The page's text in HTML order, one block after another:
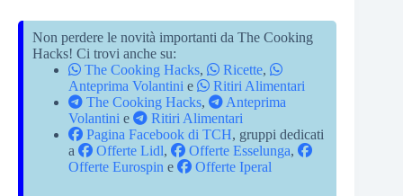
Non perdere le novità importanti da The Cooking
Hacks! Ci trovi anche su:
The Cooking Hacks, Ricette,
Anteprima Volantini e
Ritiri Alimentari
The Cooking Hacks,
Anteprima
Volantini e
Ritiri Alimentari
Pagina Facebook di TCH, gruppi dedicati
a
Offerte Lidl, Offerte Esselunga,
Offerte Eurospin e Offerte Iperal